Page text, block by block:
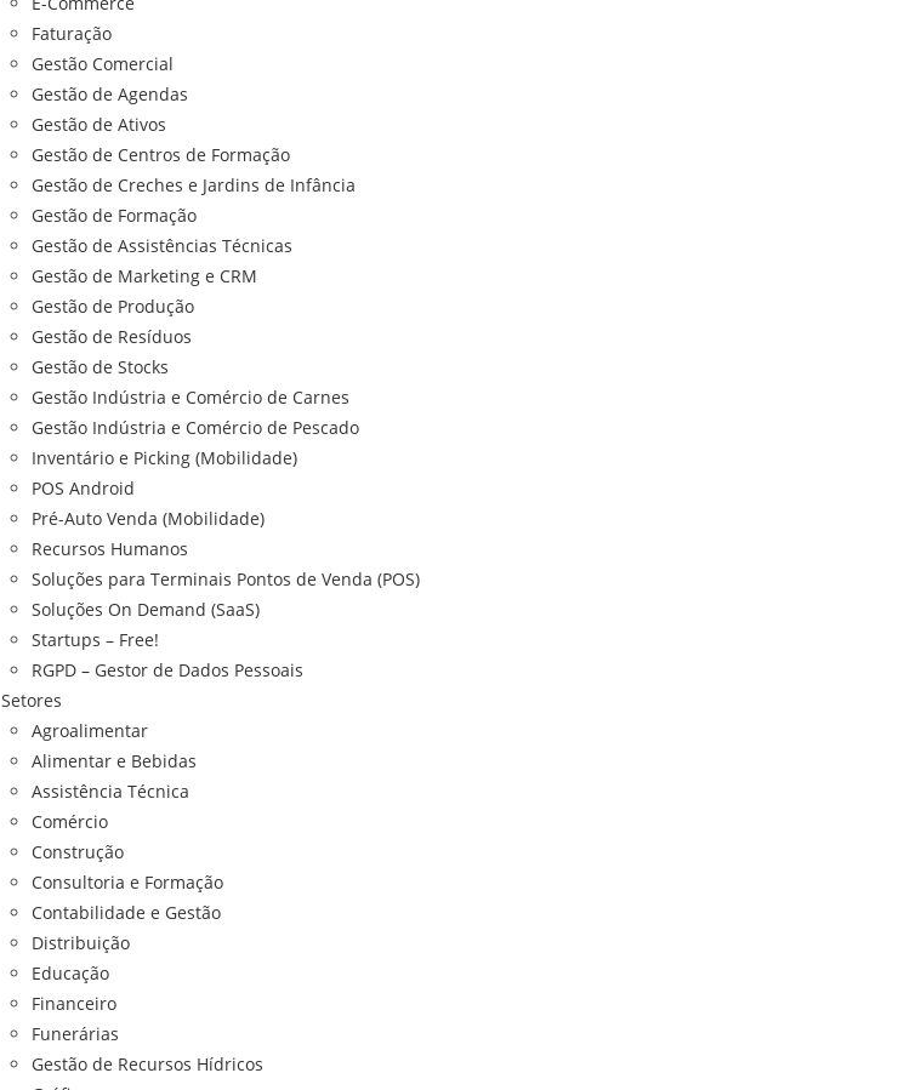
Faturação
Gestão Comercial
Gestão de Agendas
Gestão de Ativos
Gestão de Centros de Formação
Gestão de Creches e Jardins de Infância
Gestão de Formação
Gestão de Assistências Técnicas
Gestão de Marketing e CRM
Gestão de Produção
Gestão de Resíduos
Gestão de Stocks
Gestão Indústria e Comércio de Carnes
Gestão Indústria e Comércio de Pescado
Inventário e Picking (Mobilidade)
POS Android
Pré-Auto Venda (Mobilidade)
Recursos Humanos
Soluções para Terminais Pontos de Venda (POS)
Soluções On Demand (SaaS)
Startups – Free!
RGPD – Gestor de Dados Pessoais
Setores
Agroalimentar
Alimentar e Bebidas
Assistência Técnica
Comércio
Construção
Consultoria e Formação
Contabilidade e Gestão
Distribuição
Educação
Financeiro
Funerárias
Gestão de Recursos Hídricos